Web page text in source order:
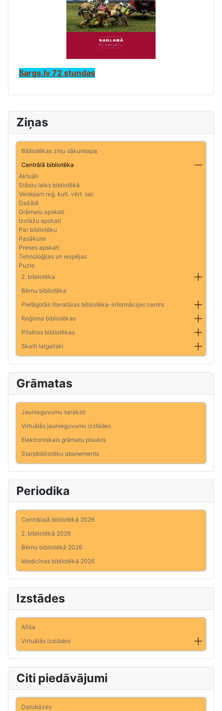
Ziņas
Bibliotēkas ziņu sākumlapa
Centrālā bibliotēka
Aktuāli
Stāstu laiks bibliotēkā
Veidojam reģ. kult. vērt. sar.
Dažādi
Grāmatu apskati
Izstāžu apskati
Par bibliotēku
Pasākumi
Preses apskati
Tehnoloģijas un iespējas
Puzle
2. bibliotēka
Bērnu bibliotēka
Pielāgotās literatūras bibliotēka-informācijas centrs
Reģiona bibliotēkas
Pilsētas bibliotēkas
Skaiti latgaliski
Grāmatas
Jaunieguvumu saraksti
Virtuālās jaunieguvumu izstādes
Elektroniskais grāmatu plaukts
Starpbibliotēku abonements
Periodika
Centrālajā bibliotēkā 2026
2. bibliotēkā 2026
Bērnu bibliotēkā 2026
Medicīnas bibliotēkā 2026
Izstādes
Afiša
Virtuālās izstādes
Citi piedāvājumi
Datubāzes
Sargs.lv 72 stundas